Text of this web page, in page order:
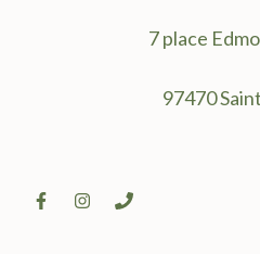
7 place
97470